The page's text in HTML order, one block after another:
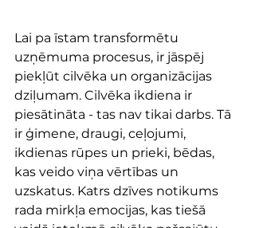
Lai pa īstam transformētu
uzņēmuma procesus, ir jāspēj
piekļūt cilvēka un organizācijas
dziļumam. Cilvēka ikdiena ir
piesātināta - tas nav tikai darbs. Tā
ir ģimene, draugi, ceļojumi,
ikdienas rūpes un prieki, bēdas,
kas veido viņa vērtības un
uzskatus. Katrs dzīves notikums
rada mirkļa emocijas, kas tiešā